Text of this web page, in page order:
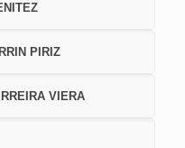
PIRIZ
VIERA